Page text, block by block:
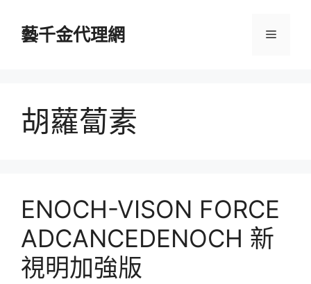
藝千金代理網 選
胡蘿蔔素
ENOCH-VISON FORCE
ADCANCEDENOCH 新
視明加強版